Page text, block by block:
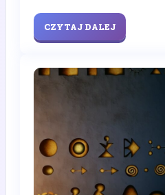
CZYTAJ DALEJ